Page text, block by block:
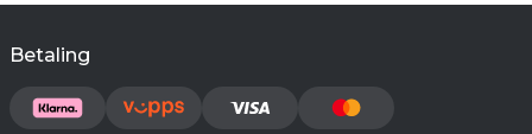
Betaling